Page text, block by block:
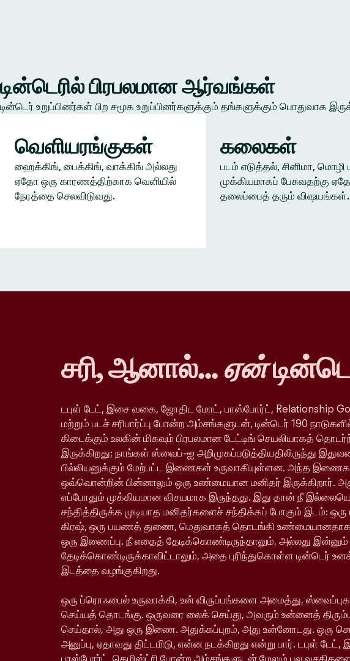
டின்டெரில் பிரபலமான ஆர்வங்கள்
டின்டெர் உறுப்பினர்கள் பிற சமூக உறுப்பினர்களுக்கும் தங்களுக்கும்
வெளியரங்குகள்
ஹைக்கிங், பைக்கிங், வாக்கிங் அல்லது
ஏதோ ஒரு காரணத்திற்காக வெளியில்
நேரத்தை செலவிடுவது.
கலைகள்
படம் எடுத்தல், சினிமா, மொழி
முக்கியமாகப் பேசுவதற்கு
தலைப்பைத் தரும் விஷயங்கள்.
சரி, ஆனால்...ஏன்
டபுள் டேட், இசை வகை, ஜோதிட மோட், பாஸ்போர்ட், Relationship
மற்றும் படச் சரிபார்ப்பு போன்ற அம்சங்களுடன், டின்டெர் 190
கிடைக்கும் உலகின் மிகவும் பிரபலமான டேட்டிங் செயலியாகத்
இருக்கிறது; நாங்கள் ஸ்வைப்-ஐ அறிமுகப்படுத்தியதிலிருந்து
பில்லியனுக்கும் மேற்பட்ட இணைகள் உருவாகியுள்ளன. அந்த
ஒவ்வொன்றின் பின்னாலும் ஒரு உண்மையான மனிதர் இருக்கிறார்.
எப்போதும் முக்கியமான விசயமாக இருந்தது. இது தான் நீ
சந்தித்திருக்க முடியாத மனிதர்களைச் சந்திக்கப் போகும் இடம்: ஒரு
கிரஷ், ஒரு பயணத் துணை, மெதுவாகத் தொடங்கி உண்மையானதாக
ஒரு இணைப்பு. நீ எதைத் தேடிக்கொண்டிருந்தாலும், அல்லது இன்னும்
தேடிக்கொண்டிருக்காவிட்டாலும், அதை புரிந்துகொள்ள டின்டெர்
இடத்தை வழங்குகிறது.
ஒரு ப்ரொஃபைல் உருவாக்கி, உன் விருப்பங்களை அமைத்து,
செய்யத் தொடங்கு. ஒருவரை லைக் செய்து, அவரும் உன்னைத்
செய்தால், அது ஒரு இணை. அதுக்கப்புறம், அது உன்னோடது. ஒரு
அனுப்பு, ஏதாவது திட்டமிடு, என்ன நடக்கிறது என்று பார். டபுள்
பாஸ்போர்ட், கெமிஸ்ட்ரி போன்ற அம்சங்களுடன் மேலும் பல